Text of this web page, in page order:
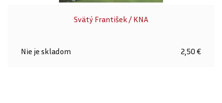
Svätý František / KNA
Nie je skladom 2,50 €